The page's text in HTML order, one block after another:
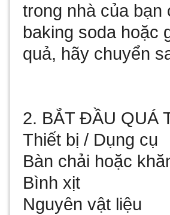
trong nhà của bạn
baking soda hoặc
quả, hãy chuyển
2. BẮT ĐẦU QUÁ
Thiết bị / Dụng cụ
Bàn chải hoặc
Bình xịt
Nguyên vật liệu